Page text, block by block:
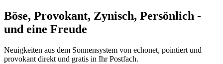
Böse, Provokant, Zynisch, Persönlich -
und eine Freude
Neuigkeiten aus dem Sonnensystem von echonet, pointiert und
provokant direkt und gratis in Ihr Postfach.